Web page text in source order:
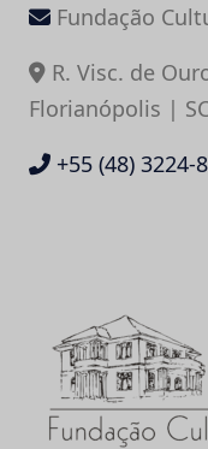
Fundação
R. Visc. de
Florianópolis |
+55 (48) 3224-